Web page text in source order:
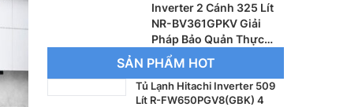
Đình
Inverter 2 Cánh 325 Lít
NR-BV361GPKV Giải
Pháp Bảo Quản Thực
Phẩm Hiện Đại, Tiết Kiệm
Điện
SẢN PHẨM HOT
Tủ Lạnh Hitachi Inverter 509
Lít R-FW650PGV8(GBK) 4